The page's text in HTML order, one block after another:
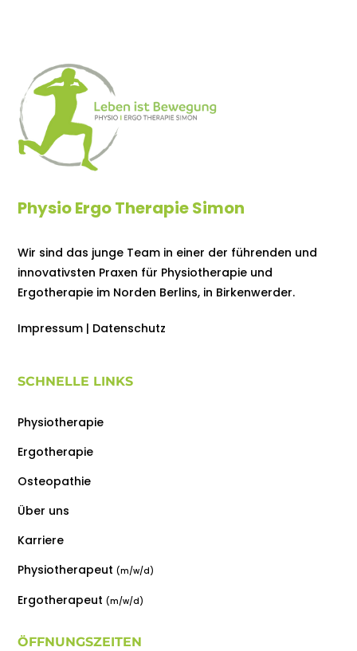
Physio Ergo Therapie Simon
Wir sind das junge Team in einer der führenden und
innovativsten Praxen für Physiotherapie und
Ergotherapie im Norden Berlins, in Birkenwerder.
Impressum | Datenschutz
SCHNELLE LINKS
Physiotherapie
Ergotherapie
Osteopathie
Über uns
Karriere
Physiotherapeut(m/w/d)
Ergotherapeut(m/w/d)
ÖFFNUNGSZEITEN